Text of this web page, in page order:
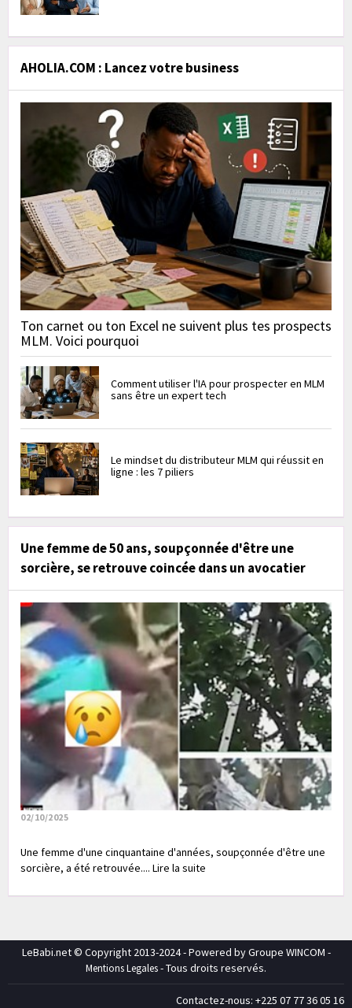
AHOLIA.COM : Lancez votre business
Ton carnet ou ton Excel ne suivent plus tes prospects
MLM. Voici pourquoi
Comment utiliser l'IA pour prospecter en MLM
sans être un expert tech
Le mindset du distributeur MLM qui réussit en
ligne : les 7 piliers
Une femme de 50 ans, soupçonnée d'être une
sorcière, se retrouve coincée dans un avocatier
02/10/2025
Une femme d'une cinquantaine d'années, soupçonnée d'être une
sorcière, a été retrouvée.... Lire la suite
LeBabi.net © Copyright 2013-2024 - Powered by Groupe WINCOM -
Mentions Legales- Tous droits reservés.
Contactez-nous: +225 07 77 36 05 16